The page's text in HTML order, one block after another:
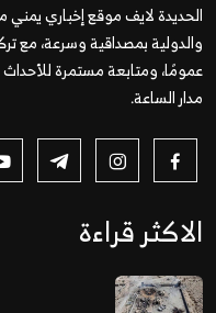
الحديدة لايف موقع إخباري يمني
والدولية بمصداقية وسرعة، مع
عمومًا، ومتابعة مستمرة للأحداث
مدار الساعة.
الاكثر قراءة